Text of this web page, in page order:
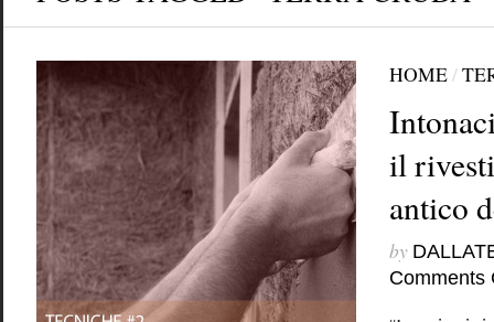
HOME/
il
antico
by
Comments